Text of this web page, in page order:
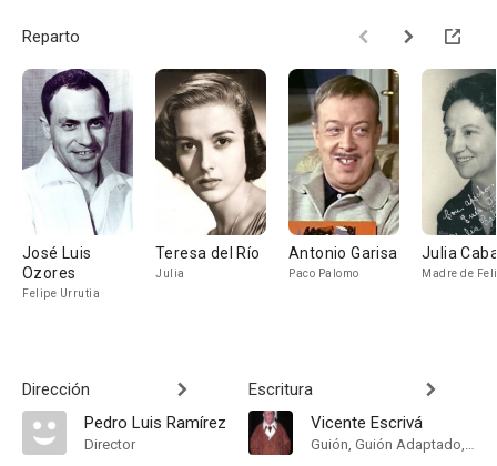
Reparto
José Luis
Ozores
Felipe Urrutia
Teresa del Río
Julia
Antonio Garisa
Paco Palomo
Julia
Madre de
Dirección
Pedro Luis Ramírez
Director
Escritura
Vicente Escrivá
Guión, Guión Adaptado, Screenstory